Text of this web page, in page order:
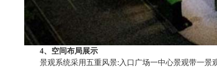
4、空间布局展示
景观系统采用五重风景:入口广场一中心景观带一景